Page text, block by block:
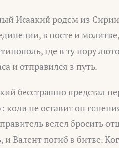
Исаакий родом из
в посте и
где в ту пору
и отправился в путь.
бесстрашно предстал
коли не оставит он
велел бросить
и Валент погиб в битве.